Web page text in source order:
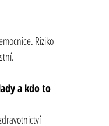
Riziko
a kdo to